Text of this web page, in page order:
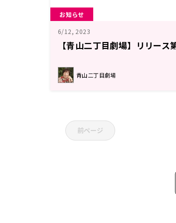
お知らせ
6/12, 2023
【青山二丁目劇場】リリース
青山二丁目劇場
前ページ